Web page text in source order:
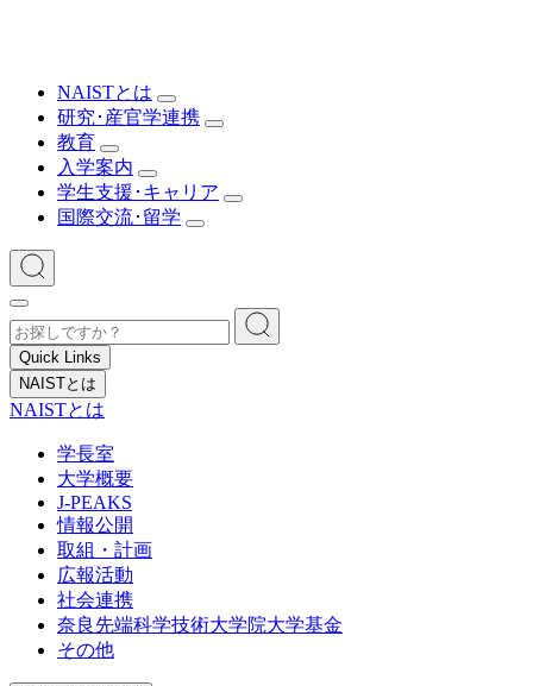
NAISTとは
研究･産官学連携
教育
入学案内
学生支援･キャリア
国際交流･留学
Quick Links
NAISTとは
NAISTとは
学長室
大学概要
J-PEAKS
情報公開
取組・計画
広報活動
社会連携
奈良先端科学技術大学院大学基金
その他